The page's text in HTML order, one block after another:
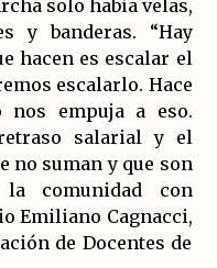
solo había velas,
y banderas. “Hay
hacen es escalar el
escalarlo. Hace
nos empuja a eso.
salarial y el
no suman y que son
comunidad con
Emiliano Cagnacci,
de Docentes de